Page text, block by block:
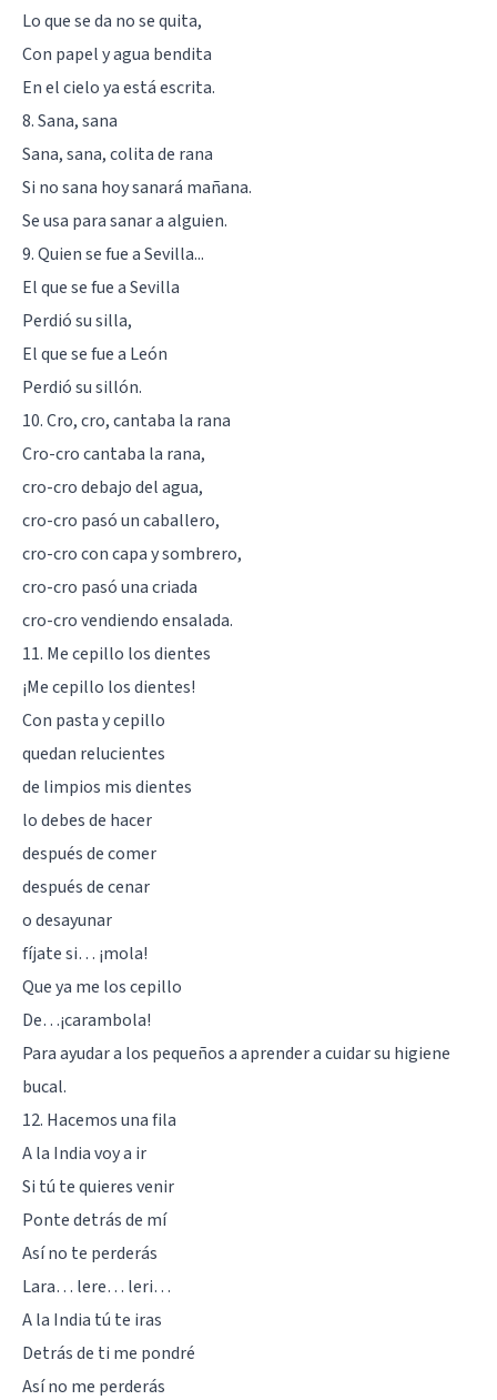
Lo que se da no se quita,
Con papel y agua bendita
En el cielo ya está escrita.
8. Sana, sana
Sana, sana, colita de rana
Si no sana hoy sanará mañana.
Se usa para sanar a alguien.
9. Quien se fue a Sevilla...
El que se fue a Sevilla
Perdió su silla,
El que se fue a León
Perdió su sillón.
10. Cro, cro, cantaba la rana
Cro-cro cantaba la rana,
cro-cro debajo del agua,
cro-cro pasó un caballero,
cro-cro con capa y sombrero,
cro-cro pasó una criada
cro-cro vendiendo ensalada.
11. Me cepillo los dientes
¡Me cepillo los dientes!
Con pasta y cepillo
quedan relucientes
de limpios mis dientes
lo debes de hacer
después de comer
después de cenar
o desayunar
fíjate si… ¡mola!
Que ya me los cepillo
De…¡carambola!
Para ayudar a los pequeños a aprender a cuidar su higiene
bucal.
12. Hacemos una fila
A la India voy a ir
Si tú te quieres venir
Ponte detrás de mí
Así no te perderás
Lara… lere… leri…
A la India tú te iras
Detrás de ti me pondré
Así no me perderás